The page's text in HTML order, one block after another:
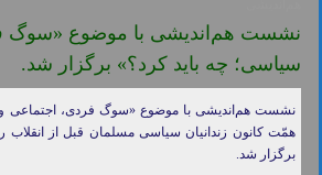
نشست هم‌اندیشی با موضوع «سوگ
سیاسی؛ چه باید کرد؟» برگزار شد.
نشست هم‌اندیشی با موضوع «سوگ فردی، اجتماعی و
برگزار شد.